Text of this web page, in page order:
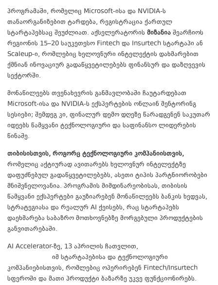
პროგრამაში, რომელიც Microsoft-ისა და NVIDIA-ს
თანაორგანიზებით ტარდება, რეგისტრაცია ქართულ
სტარტაპებსაც შეუძლიათ. აქსელერატორის მიზანია შეარჩიოს
რეგიონის 15–20 საუკეთესო Fintech და Insurtech სტარტაპი ან
Scaleup-ი, რომლებიც ხელოვნური ინტელექტის დახმარებით
ქმნიან ინოვაციურ გადაწყვეტილებებს ფინანსურ და დაზღვევის
სექტორში.
მონაწილეებს თვენახევრის განმავლობაში ჩაუტარდებათ
Microsoft-ისა და NVIDIA-ს ექსპერტების ონლაინ მენტორინგ
სესიები; შემდეგ კი, ფინალურ დემო დღეზე წარადგენენ საკუთარ
იდეებს წამყვანი ტექნოლოგიური და საფინანსო ლიდერების
წინაშე.
თიბისისთვის, როგორც ტექნოლოგიური კომპანიისთვის,
რომელიც აქტიურად ავითარებს ხელოვნურ ინტელექტზე
დაფუძნებულ გადაწყვეტილებებს, ასეთი ტიპის პარტნიორობები
მნიშვნელოვანია. პროგრამის მიმდინარეობისას, თიბისის
წამყვანი ექსპერტები გაუზიარებენ მონაწილეებს ბანკის ხედვას,
სტრატეგიასა და რეალურ AI ქეისებს, რაც სტარტაპებს
დაეხმარება საბაზრო მოთხოვნებზე მორგებული პროდუქტების
განვითარებაში.
AI Accelerator-ზე, 13 აპრილის ჩათვლით,
იმ სტარტაპებისა და ტექნოლოგიური
კომპანიებისთვის, რომლებიც ოპერირებენ Fintech/Insurtech
სფეროში და მათი პროდუქტი ბაზარზე უკვე ფუნქციონირებს.